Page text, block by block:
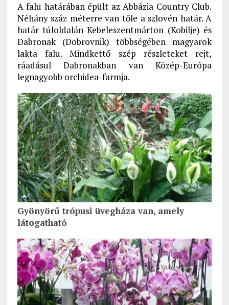
A falu határában épült az Abbázia Country Club.
Néhány száz méterre van tőle a szlovén határ. A
határ túloldalán Kebeleszentmárton (Kobilje) és
Dabronak (Dobrovnik) többségében magyarok
lakta falu. Mindkettő szép részleteket rejt,
ráadásul Dabronakban van Közép-Európa
legnagyobb orchidea-farmja.
Gyönyörű trópusi üvegháza van, amely
látogatható